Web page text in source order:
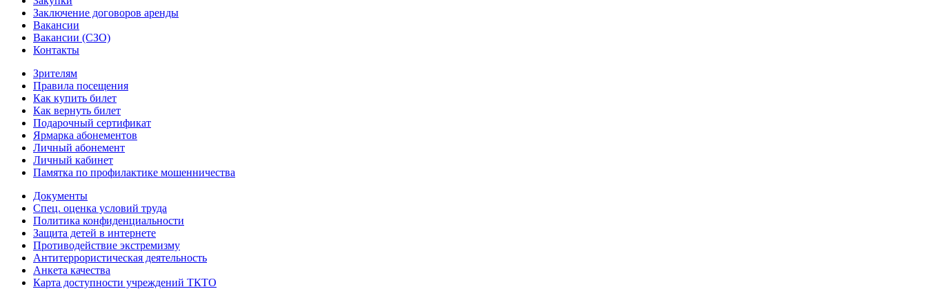
Заключение договоров аренды
Вакансии
Вакансии (СЗО)
Контакты
Зрителям
Правила посещения
Как купить билет
Как вернуть билет
Подарочный сертификат
Ярмарка абонементов
Личный абонемент
Личный кабинет
Памятка по профилактике мошенничества
Документы
Спец. оценка условий труда
Политика конфиденциальности
Защита детей в интернете
Противодействие экстремизму
Антитеррористическая деятельность
Анкета качества
Карта доступности учреждений ТКТО